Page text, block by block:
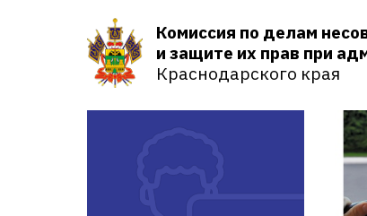
Комиссия по делам
и защите их прав при
Краснодарского края